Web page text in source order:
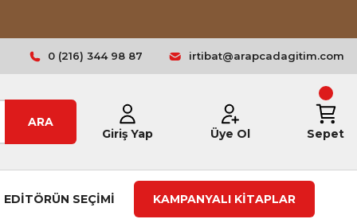
0 (216) 344 98 87 irtibat@arapcadagitim.com
ARA
Giriş Yap
Üye Ol Sepet
EDİTÖRÜN SEÇİMİ KAMPANYALI KİTAPLAR